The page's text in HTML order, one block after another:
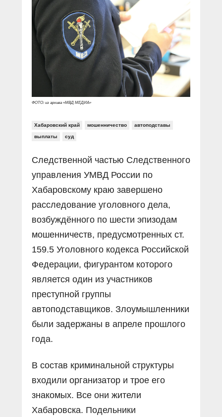
Социальные ролики
Документальные фильмы
Прямой разговор
В знании сила
Специальный репортаж
КиберПОСТОВОЙ
Газета «Щит и меч»
Журнал «Полиция России»
О ПОРТАЛЕ
Контакты
Вакансии
ФОТО: из архива «МВД МЕДИА»
Хабаровский край мошенничество автоподставы
выплаты суд
Следственной частью Следственного
управления УМВД России по
Хабаровскому краю завершено
расследование уголовного дела,
возбуждённого по шести эпизодам
мошенничеств, предусмотренных ст.
159.5 Уголовного кодекса Российской
Федерации, фигурантом которого
является один из участников
преступной группы
автоподставщиков. Злоумышленники
были задержаны в апреле прошлого
года.
В состав криминальной структуры
входили организатор и трое его
знакомых. Все они жители
Хабаровска. Подельники